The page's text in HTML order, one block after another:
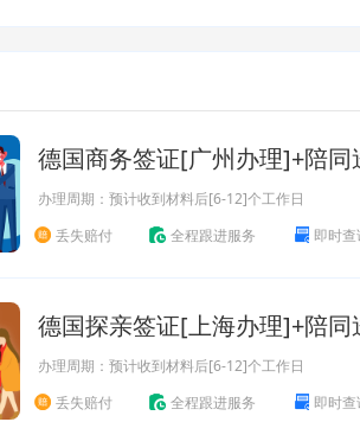
德国商务签证[广州办理]+陪同
办理周期：预计收到材料后[6-12]个工作日
丢失赔付
全程跟进服务 即时查
德国探亲签证[上海办理]+陪同
办理周期：预计收到材料后[6-12]个工作日
丢失赔付
全程跟进服务 即时查